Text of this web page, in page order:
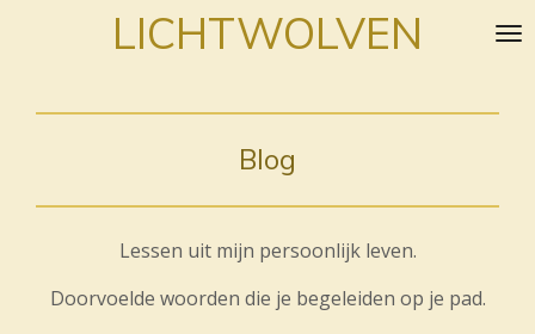
LICHTWOLVEN
Blog
Lessen uit mijn persoonlijk leven.
Doorvoelde woorden die je begeleiden op je pad.